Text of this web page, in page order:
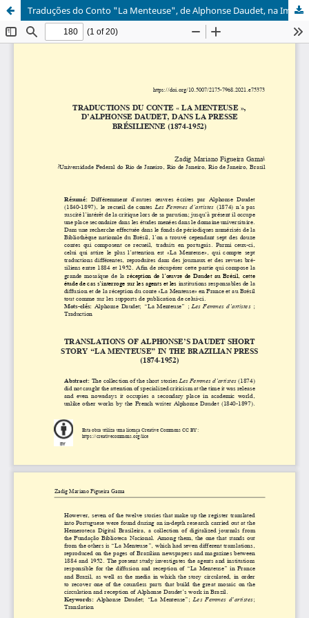
Traduções do Conto "La Menteuse", de Alphonse Daudet, na Imprensa Brasileira (1874-1952)